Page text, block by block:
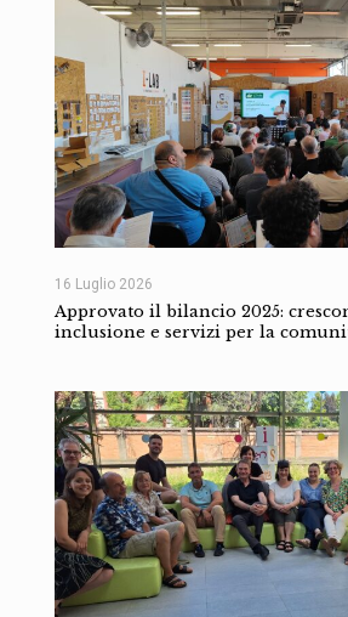
16 Luglio 2026
Approvato il bilancio 2025:
inclusione e servizi per la